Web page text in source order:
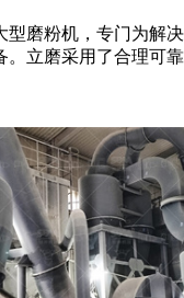
型磨粉机，专门为解
。立磨采用了合理可